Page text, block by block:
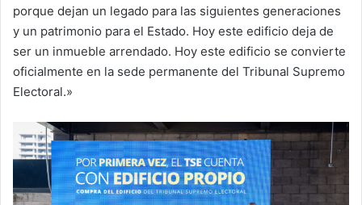
porque dejan un legado para las siguientes generaciones
y un patrimonio para el Estado. Hoy este edificio deja de
ser un inmueble arrendado. Hoy este edificio se convierte
oficialmente en la sede permanente del Tribunal Supremo
Electoral.»